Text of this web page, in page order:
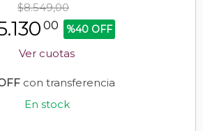
$8.549,00
00 %40 OFF
Ver cuotas
con transferencia
En stock